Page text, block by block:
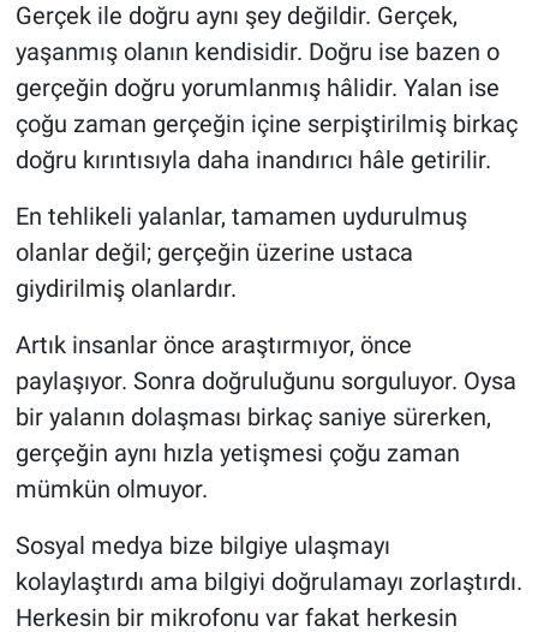
Gerçek ile doğru aynı şey değildir. Gerçek,
yaşanmış olanın kendisidir. Doğru ise bazen o
gerçeğin doğru yorumlanmış hâlidir. Yalan ise
çoğu zaman gerçeğin içine serpiştirilmiş birkaç
doğru kırıntısıyla daha inandırıcı hâle getirilir.
En tehlikeli yalanlar, tamamen uydurulmuş
olanlar değil; gerçeğin üzerine ustaca
giydirilmiş olanlardır.
Artık insanlar önce araştırmıyor, önce
paylaşıyor. Sonra doğruluğunu sorguluyor. Oysa
bir yalanın dolaşması birkaç saniye sürerken,
gerçeğin aynı hızla yetişmesi çoğu zaman
mümkün olmuyor.
Sosyal medya bize bilgiye ulaşmayı
kolaylaştırdı ama bilgiyi doğrulamayı zorlaştırdı.
Herkesin bir mikrofonu var fakat herkesin